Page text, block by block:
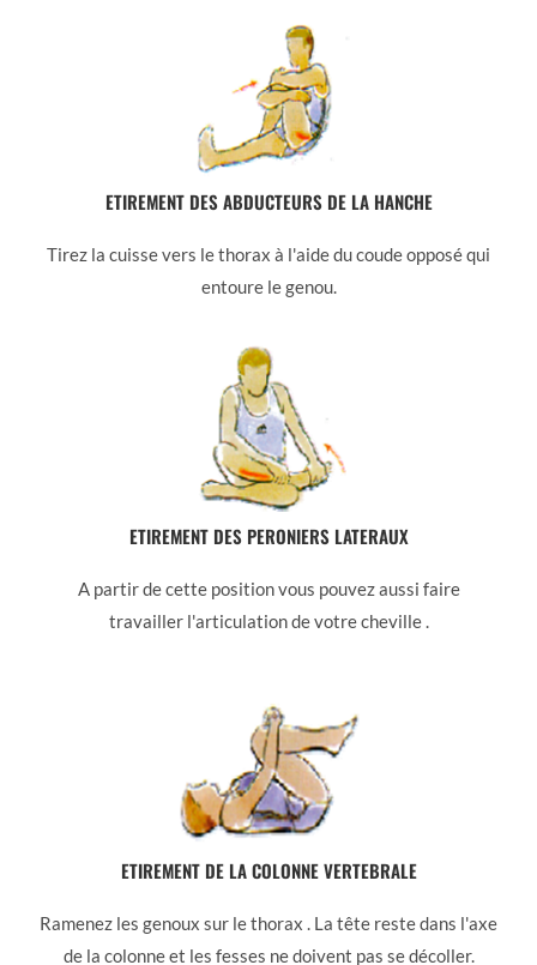
ETIREMENT DES ABDUCTEURS DE LA HANCHE
Tirez la cuisse vers le thorax à l'aide du coude opposé qui
entoure le genou.
ETIREMENT DES PERONIERS LATERAUX
A partir de cette position vous pouvez aussi faire
travailler l'articulation de votre cheville .
ETIREMENT DE LA COLONNE VERTEBRALE
Ramenez les genoux sur le thorax . La tête reste dans l'axe
de la colonne et les fesses ne doivent pas se décoller.